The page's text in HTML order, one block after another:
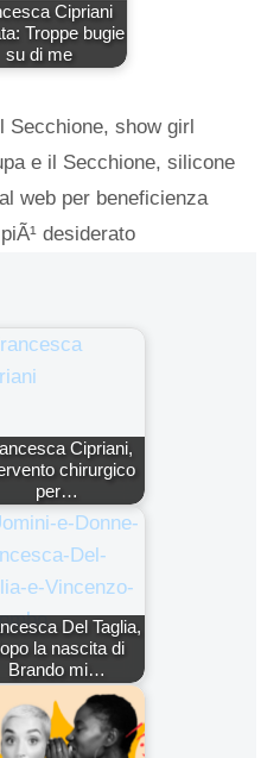
Cipriani
Troppe bugie
su di me
Secchione,show girl
e il Secchione,silicone
web per beneficienza
desiderato
Cipriani,
chirurgico
per…
Del Taglia,
la nascita di
Brando mi…